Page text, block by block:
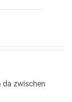
da zwischen